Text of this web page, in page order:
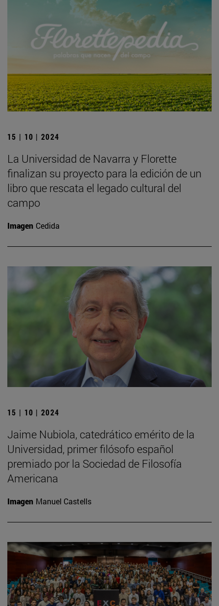
15 | 10 | 2024
La Universidad de Navarra y Florette
finalizan su proyecto para la edición de un
libro que rescata el legado cultural del
campo
Imagen Cedida
15 | 10 | 2024
Jaime Nubiola, catedrático emérito de la
Universidad, primer filósofo español
premiado por la Sociedad de Filosofía
Americana
Imagen Manuel Castells